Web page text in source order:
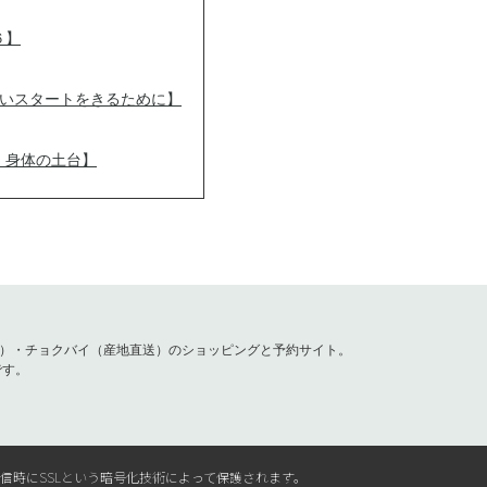
タートをきるために】
体の土台】
チョクバイ（産地直送）のショッピングと予約サイト。
。
にSSLという暗号化技術によって保護されます。